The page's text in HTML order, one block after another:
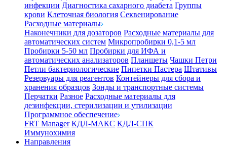
инфекции Диагностика сахарного диабета Группы
крови Клеточная биология Секвенирование
Расходные материалы
Наконечники для дозаторов Расходные материалы для
автоматических систем Микропробирки 0,1-5 мл
Пробирки 5-50 мл Пробирки для ИФА и
автоматических анализаторов Планшеты Чашки Петри
Петли бактериологические Пипетки Пастера Штативы
Резервуары для реагентов Контейнеры для сбора и
хранения образцов Зонды и транспортные системы
Перчатки Разное Расходные материалы для
дезинфекции, стерилизации и утилизации
Программное обеспечение
FRT Manager КДЛ-МАКС КДЛ-СПК
Иммунохимия
Направления